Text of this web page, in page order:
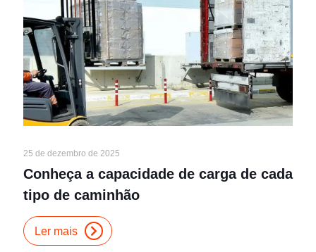
25 de dezembro de 2025
Conheça a capacidade de carga de cada
tipo de caminhão
Ler mais